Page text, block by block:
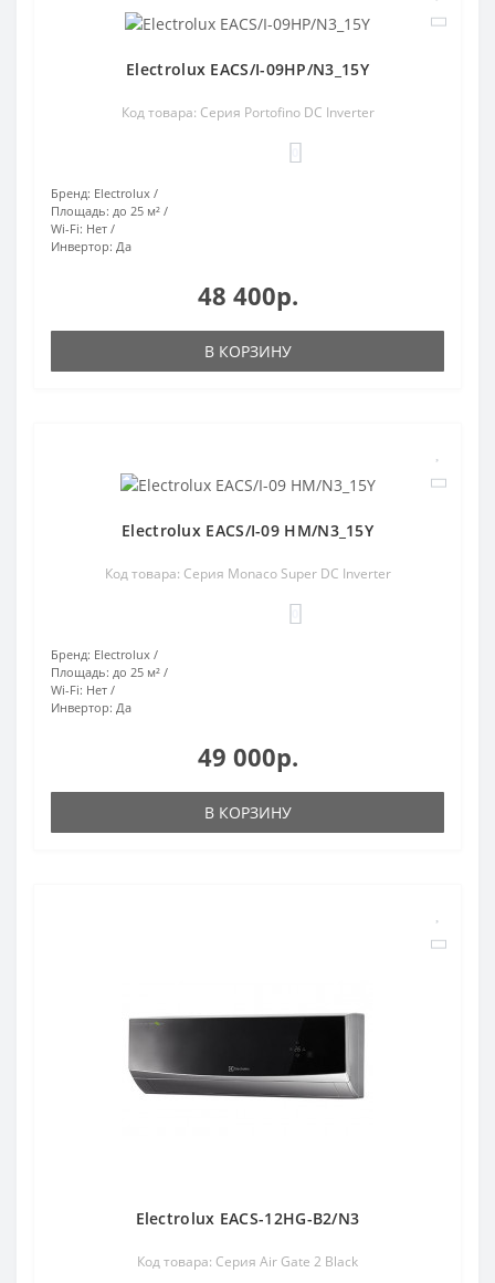
Electrolux EACS/I-09HP/N3_15Y
Код товара: Серия Portofino DC Inverter
Бренд: Electrolux
Площадь: до 25 м²
Wi-Fi: Нет
Инвертор: Да
48 400р.
В КОРЗИНУ
Electrolux EACS/I-09 HM/N3_15Y
Код товара: Серия Monaco Super DC Inverter
Бренд: Electrolux
Площадь: до 25 м²
Wi-Fi: Нет
Инвертор: Да
49 000р.
В КОРЗИНУ
Electrolux EACS-12HG-B2/N3
Код товара: Серия Air Gate 2 Black